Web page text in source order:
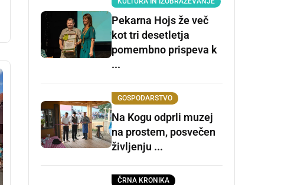
Pekarna Hojs že več
kot tri desetletja
pomembno prispeva k
...
GOSPODARSTVO
Na Kogu odprli muzej
na prostem, posvečen
življenju ...
ČRNA KRONIKA